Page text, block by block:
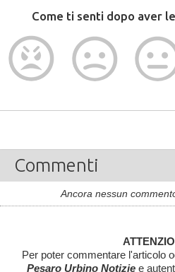
Come ti senti dopo aver
Commenti
Ancora nessun
Per poter commentare l'articolo
Pesaro Urbino Notiziee